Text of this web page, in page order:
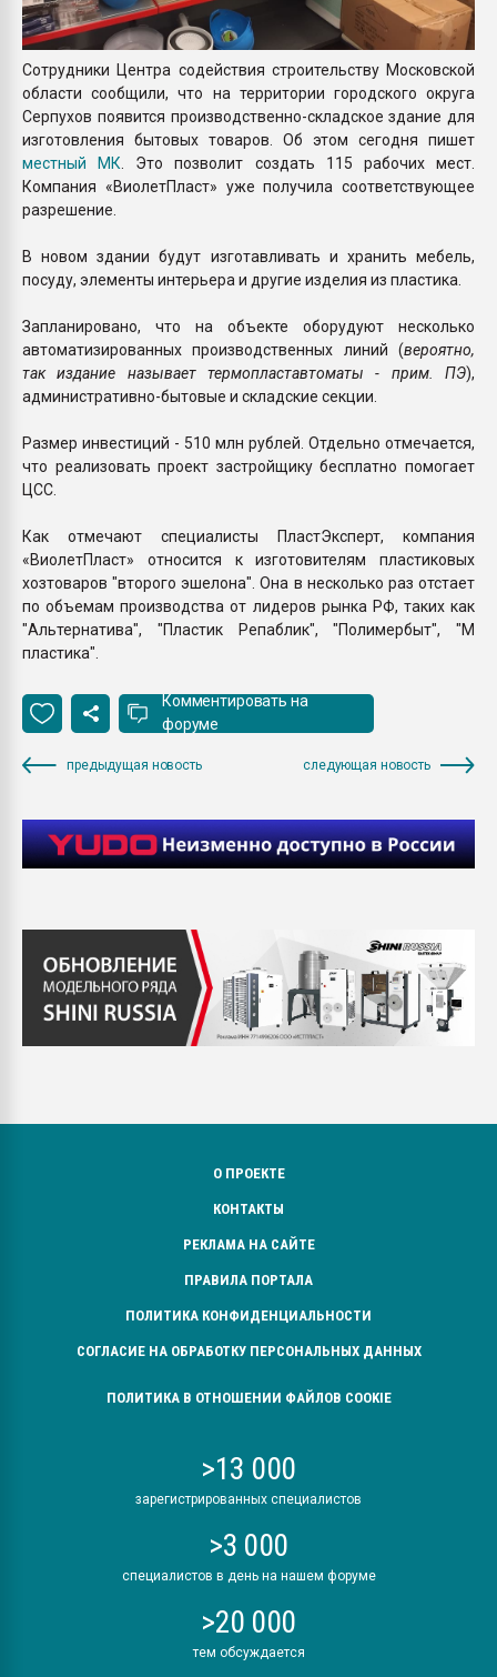
Сотрудники Центра содействия строительству Московской
области сообщили, что на территории городского округа
Серпухов появится производственно-складское здание для
изготовления бытовых товаров. Об этом сегодня пишет
местный МК . Это позволит создать 115 рабочих мест.
Компания «ВиолетПласт» уже получила соответствующее
разрешение.
В новом здании будут изготавливать и хранить мебель,
посуду, элементы интерьера и другие изделия из пластика.
Запланировано, что на объекте оборудуют несколько
автоматизированных производственных линий (вероятно,
так издание называет термопластавтоматы - прим. ПЭ),
административно-бытовые и складские секции.
Размер инвестиций - 510 млн рублей. Отдельно отмечается,
что реализовать проект застройщику бесплатно помогает
ЦСС.
Как отмечают специалисты ПластЭксперт, компания
«ВиолетПласт» относится к изготовителям пластиковых
хозтоваров "второго эшелона". Она в несколько раз отстает
по объемам производства от лидеров рынка РФ, таких как
"Альтернатива", "Пластик Репаблик", "Полимербыт", "М
пластика".
Комментировать на
форуме
предыдущая новость следующая новость
О ПРОЕКТЕ
КОНТАКТЫ
РЕКЛАМА НА САЙТЕ
ПРАВИЛА ПОРТАЛА
ПОЛИТИКА КОНФИДЕНЦИАЛЬНОСТИ
СОГЛАСИЕ НА ОБРАБОТКУ ПЕРСОНАЛЬНЫХ ДАННЫХ
ПОЛИТИКА В ОТНОШЕНИИ ФАЙЛОВ COOKIE
>13 000
зарегистрированных специалистов
>3 000
специалистов в день на нашем форуме
>20 000
тем обсуждается